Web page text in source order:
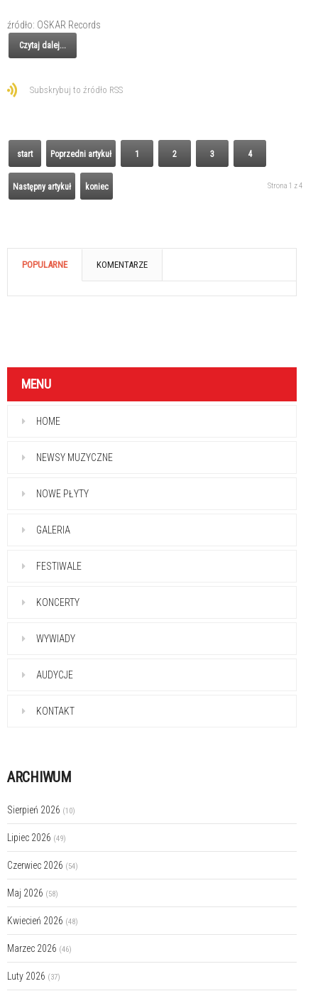
źródło: OSKAR Records
Czytaj dalej...
Subskrybuj to źródło RSS
start Poprzedni artykuł 1 2 3 4
Następny artykuł koniec Strona 1 z 4
POPULARNE KOMENTARZE
MENU
HOME
NEWSY MUZYCZNE
NOWE PŁYTY
GALERIA
FESTIWALE
KONCERTY
WYWIADY
AUDYCJE
KONTAKT
ARCHIWUM
Sierpień 2026 (10)
Lipiec 2026 (49)
Czerwiec 2026 (54)
Maj 2026 (58)
Kwiecień 2026 (48)
Marzec 2026 (46)
Luty 2026 (37)